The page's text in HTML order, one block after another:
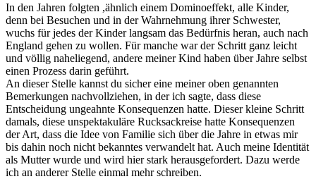
In den Jahren folgten ,ähnlich einem Dominoeffekt, alle Kinder,
denn bei Besuchen und in der Wahrnehmung ihrer Schwester,
wuchs für jedes der Kinder langsam das Bedürfnis heran, auch nach
England gehen zu wollen. Für manche war der Schritt ganz leicht
und völlig naheliegend, andere meiner Kind haben über Jahre selbst
einen Prozess darin geführt.
An dieser Stelle kannst du sicher eine meiner oben genannten
Bemerkungen nachvollziehen, in der ich sagte, dass diese
Entscheidung ungeahnte Konsequenzen hatte. Dieser kleine Schritt
damals, diese unspektakuläre Rucksackreise hatte Konsequenzen
der Art, dass die Idee von Familie sich über die Jahre in etwas mir
bis dahin noch nicht bekanntes verwandelt hat. Auch meine Identität
als Mutter wurde und wird hier stark herausgefordert. Dazu werde
ich an anderer Stelle einmal mehr schreiben.